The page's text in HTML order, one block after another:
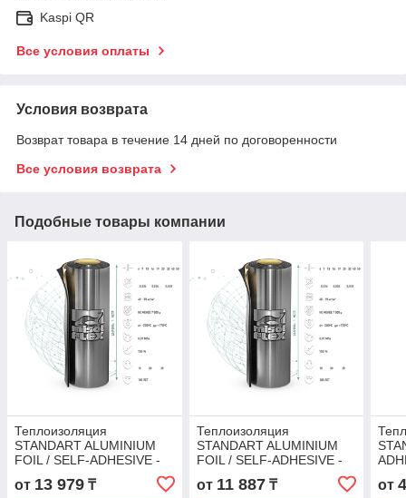
Kaspi QR
Все условия оплаты
Условия возврата
Возврат товара в течение 14 дней по договоренности
Все условия возврата
Подобные товары компании
Теплоизоляция
STANDART ALUMINIUM
FOIL / SELF-ADHESIVE -
32 мм - самоклеющаяся с
алюм. покрытием
от 13 979 ₸
Теплоизоляция
STANDART ALUMINIUM
FOIL / SELF-ADHESIVE -
25 мм - самоклеющаяся с
алюм. покрытием
от 11 887₸ от